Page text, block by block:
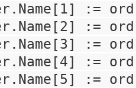
:=
:=
:=
:=
:=